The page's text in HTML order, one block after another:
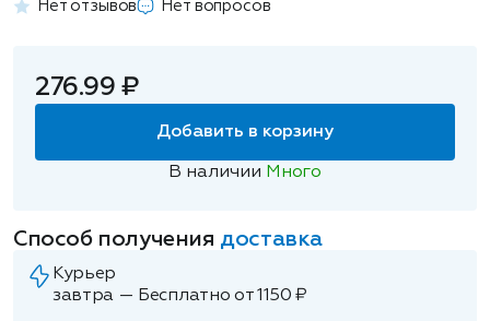
Нет отзывов Нет вопросов
276.99 ₽
Добавить в корзину
В наличии Много
Способ получения доставка
Курьер
завтра — Бесплатно от 1150 ₽